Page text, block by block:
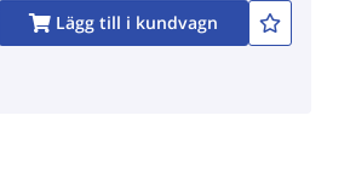
Lägg till i kundvagn